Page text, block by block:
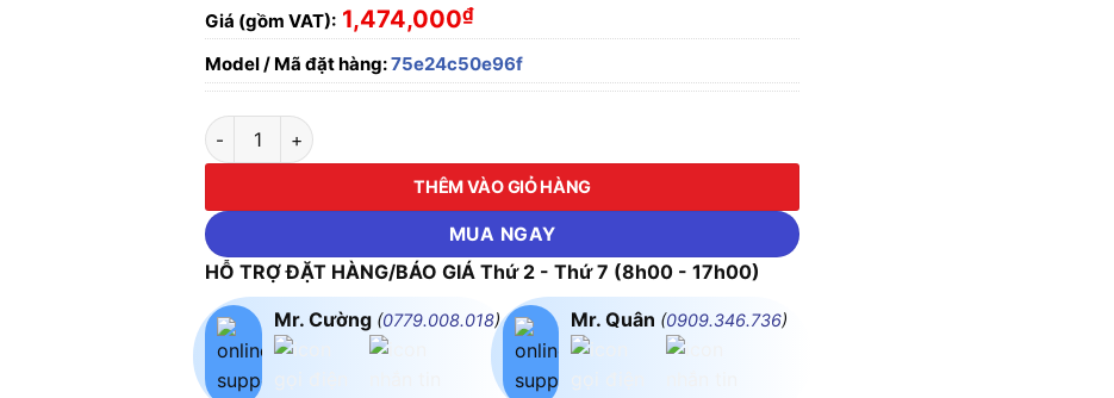
Giá (gồm VAT): 1,474,000₫
Model / Mã đặt hàng:75e24c50e96f
ĐÈN TRANG TRÍ TPHCM 41057 PHILIPS số lượng
THÊM VÀO GIỎ HÀNG
MUA NGAY
HỖ TRỢ ĐẶT HÀNG/BÁO GIÁ Thứ 2 - Thứ 7 (8h00 - 17h00)
Mr. Cường (0779.008.018) Mr. Quân (0909.346.736)